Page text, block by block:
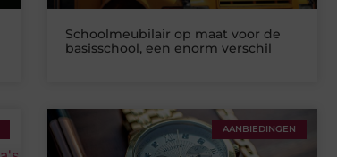
Schoolmeubilair op maat voor de
basisschool, een enorm verschil
AANBIEDINGEN